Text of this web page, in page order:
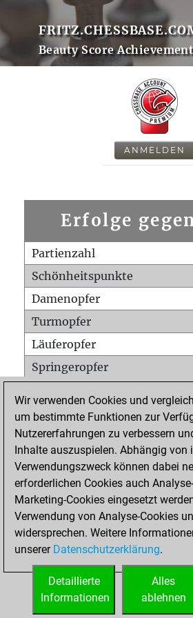
Beauty Score
ANMELDEN
Erfolge
Partienzahl
Schönheitspunkte
Damenopfer
Turmopfer
Läuferopfer
Springeropfer
Matt auf vollem Brett
Bauer setzt Matt
Erstickte Matts
Unterverwandlungen
Türme auf der siebten
STARTSEITE
Wir verwenden Cookies und
um bestimmte Funktionen zur
Nutzererfahrungen zu verbessern
Inhalte auszuspielen. Abhängig von
Verwendungszweck können dabei
erforderlichen Cookies auch
Marketing-Cookies eingesetzt
Verwendung von Analyse-Cookies
widersprechen. Weitere
unserer Datenschutzerklärung.
Alles
ablehnen
Detaillierte
Informationen